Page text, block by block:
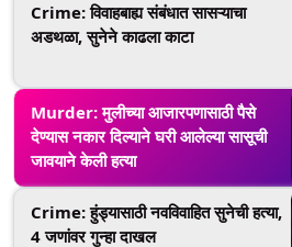
Crime: विवाहबाह्य संबंधात सासऱ्याचा
अडथळा, सुनेने काढला काटा
Murder: मुलीच्या आजारपणासाठी पैसे
देण्यास नकार दिल्याने घरी आलेल्या सासूची
जावयाने केली हत्या
Crime: हुंड्यासाठी नवविवाहित सुनेची हत्या,
4 जणांवर गुन्हा दाखल